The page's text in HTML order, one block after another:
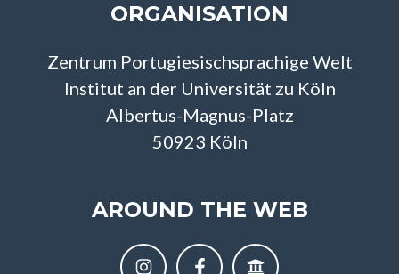
ORGANISATION
Zentrum Portugiesischsprachige Welt
Institut an der Universität zu Köln
Albertus-Magnus-Platz
50923 Köln
AROUND THE WEB